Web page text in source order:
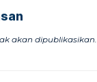
akan dipublikasikan.